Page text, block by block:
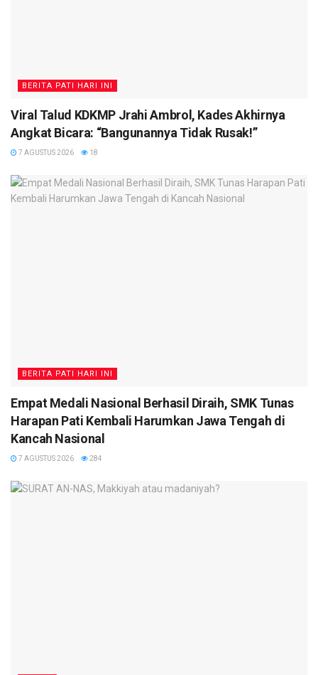
BERITA PATI HARI INI
Viral Talud KDKMP Jrahi Ambrol, Kades Akhirnya
Angkat Bicara: “Bangunannya Tidak Rusak!”
7 AGUSTUS 2026 18
BERITA PATI HARI INI
Empat Medali Nasional Berhasil Diraih, SMK Tunas
Harapan Pati Kembali Harumkan Jawa Tengah di
Kancah Nasional
7 AGUSTUS 2026 284